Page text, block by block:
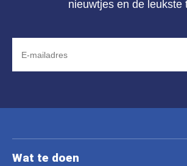
nieuwtjes en de leukste
Wat te doen